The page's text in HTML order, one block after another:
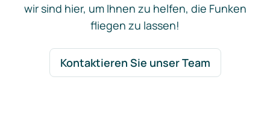
wir sind hier, um Ihnen zu helfen, die Funken
fliegen zu lassen!
Kontaktieren Sie unser Team